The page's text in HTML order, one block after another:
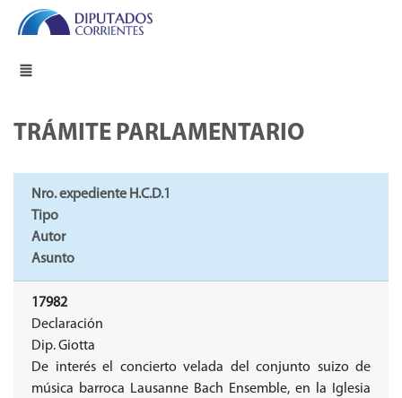
TRÁMITE PARLAMENTARIO
Nro. expediente H.C.D.1
Tipo
Autor
Asunto
17982
Declaración
Dip. Giotta
De interés el concierto velada del conjunto suizo de
música barroca Lausanne Bach Ensemble, en la Iglesia